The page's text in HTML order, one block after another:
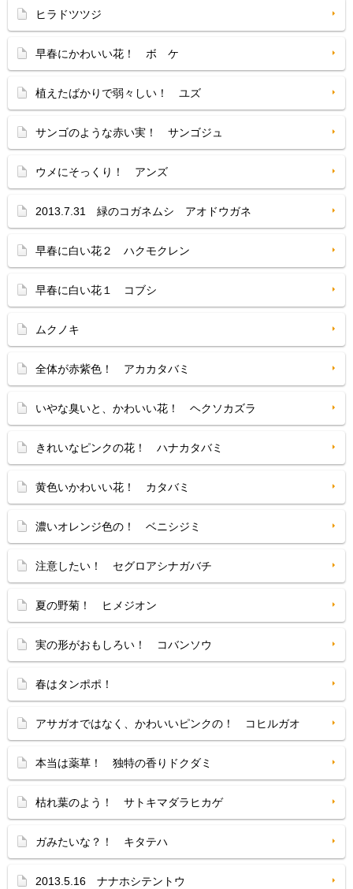
ヒラドツツジ
早春にかわいい花！ ボ ケ
植えたばかりで弱々しい！ ユズ
サンゴのような赤い実！ サンゴジュ
ウメにそっくり！ アンズ
2013.7.31 緑のコガネムシ アオドウガネ
早春に白い花２ ハクモクレン
早春に白い花１ コブシ
ムクノキ
全体が赤紫色！ アカカタバミ
いやな臭いと、かわいい花！ ヘクソカズラ
きれいなピンクの花！ ハナカタバミ
黄色いかわいい花！ カタバミ
濃いオレンジ色の！ ベニシジミ
注意したい！ セグロアシナガバチ
夏の野菊！ ヒメジオン
実の形がおもしろい！ コバンソウ
春はタンポポ！
アサガオではなく、かわいいピンクの！ コヒルガオ
本当は薬草！ 独特の香りドクダミ
枯れ葉のよう！ サトキマダラヒカゲ
ガみたいな？！ キタテハ
2013.5.16 ナナホシテントウ